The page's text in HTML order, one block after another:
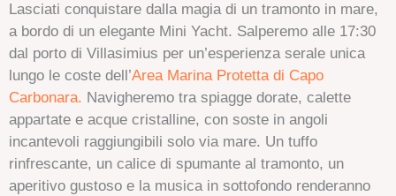
Lasciati conquistare dalla magia di un tramonto in mare,
a bordo di un elegante Mini Yacht. Salperemo alle 17:30
dal porto di Villasimius per un’esperienza serale unica
lungo le coste dell’Area Marina Protetta di Capo
Carbonara. Navigheremo tra spiagge dorate, calette
appartate e acque cristalline, con soste in angoli
incantevoli raggiungibili solo via mare. Un tuffo
rinfrescante, un calice di spumante al tramonto, un
aperitivo gustoso e la musica in sottofondo renderanno